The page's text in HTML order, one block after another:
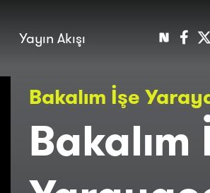
Macera
Popüler
Kültür
Yayın Akışı
Bakalım İşe
Bakalım